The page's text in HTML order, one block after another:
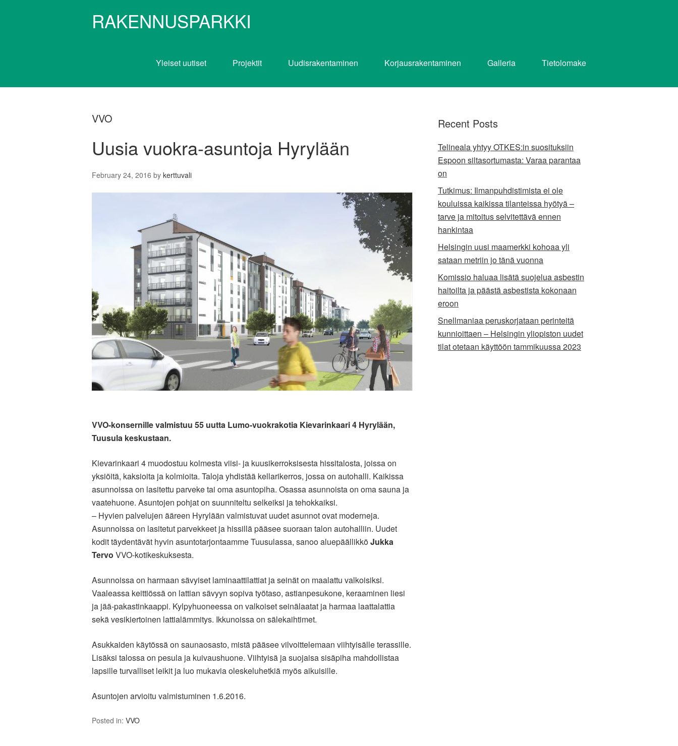
RAKENNUSPARKKI
Yleiset uutiset Projektit Uudisrakentaminen Korjausrakentaminen Galleria Tietolomake
VVO
Uusia vuokra-asuntoja Hyrylään
February 24, 2016 by kerttuvali
VVO-konsernille valmistuu 55 uutta Lumo-vuokrakotia Kievarinkaari 4 Hyrylään,
Tuusula keskustaan.
Kievarinkaari 4 muodostuu kolmesta viisi- ja kuusikerroksisesta hissitalosta, joissa on
yksiöitä, kaksioita ja kolmioita. Taloja yhdistää kellarikerros, jossa on autohalli. Kaikissa
asunnoissa on lasitettu parveke tai oma asuntopiha. Osassa asunnoista on oma sauna ja
vaatehuone. Asuntojen pohjat on suunniteltu selkeiksi ja tehokkaiksi.
– Hyvien palvelujen ääreen Hyrylään valmistuvat uudet asunnot ovat moderneja.
Asunnoissa on lasitetut parvekkeet ja hissillä pääsee suoraan talon autohalliin. Uudet
kodit täydentävät hyvin asuntotarjontaamme Tuusulassa, sanoo aluepäällikköJukka
Tervo VVO-kotikeskuksesta.
Asunnoissa on harmaan sävyiset laminaattilattiat ja seinät on maalattu valkoisiksi.
Vaaleassa keittiössä on lattian sävyyn sopiva työtaso, astianpesukone, keraaminen liesi
ja jää-pakastinkaappi. Kylpyhuoneessa on valkoiset seinälaatat ja harmaa laattalattia
sekä vesikiertoinen lattialämmitys. Ikkunoissa on sälekaihtimet.
Asukkaiden käytössä on saunaosasto, mistä pääsee vilvoittelemaan viihtyisälle terassille.
Lisäksi talossa on pesula ja kuivaushuone. Viihtyisä ja suojaisa sisäpiha mahdollistaa
lapsille turvalliset leikit ja luo mukavia oleskeluhetkiä myös aikuisille.
Asuntojen arvioitu valmistuminen 1.6.2016.
Posted in: VVO
Recent Posts
Telineala yhtyy OTKES:in suosituksiin
Espoon siltasortumasta: Varaa parantaa
on
Tutkimus: Ilmanpuhdistimista ei ole
kouluissa kaikissa tilanteissa hyötyä –
tarve ja mitoitus selvitettävä ennen
hankintaa
Helsingin uusi maamerkki kohoaa yli
sataan metriin jo tänä vuonna
Komissio haluaa lisätä suojelua asbestin
haitoilta ja päästä asbestista kokonaan
eroon
Snellmaniaa peruskorjataan perinteitä
kunnioittaen – Helsingin yliopiston uudet
tilat otetaan käyttöön tammikuussa 2023